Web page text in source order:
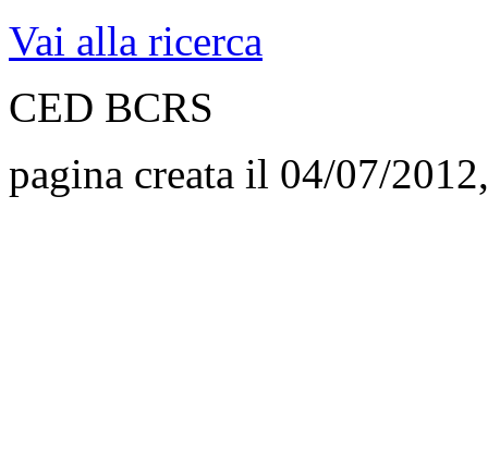
Vai alla ricerca
CED BCRS
pagina creata il 04/07/